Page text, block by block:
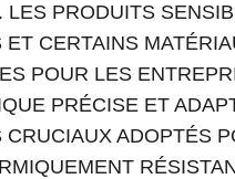
PRODUITS
CERTAINS
POUR LES
PRÉCISE ET
ADOPTÉS